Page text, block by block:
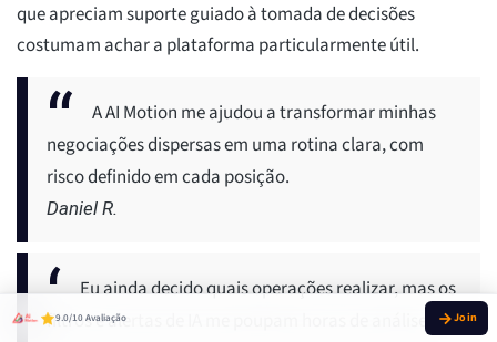
que apreciam suporte guiado à tomada de decisões
costumam achar a plataforma particularmente útil.
A AI Motion me ajudou a transformar minhas
negociações dispersas em uma rotina clara, com
risco definido em cada posição.
Daniel R.
Eu ainda decido quais operações realizar, mas os
filtros e alertas de IA me poupam horas de análise de
9.0/10 Avaliação